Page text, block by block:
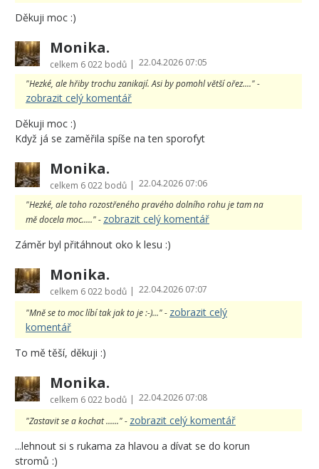
Děkuji moc :)
Monika.
celkem 6 022 bodů
22.04.2026 07:05
"Hezké, ale hřiby trochu zanikají. Asi by pomohl větší ořez...." -
zobrazit celý komentář
Děkuji moc :)
Když já se zaměřila spíše na ten sporofyt
Monika.
celkem 6 022 bodů
22.04.2026 07:06
"Hezké, ale toho rozostřeného pravého dolního rohu je tam na
mě docela moc....." - zobrazit celý komentář
Záměr byl přitáhnout oko k lesu :)
Monika.
celkem 6 022 bodů
22.04.2026 07:07
"Mně se to moc líbí tak jak to je :-)..." - zobrazit celý
komentář
To mě těší, děkuji :)
Monika.
celkem 6 022 bodů
22.04.2026 07:08
"Zastavit se a kochat ......" - zobrazit celý komentář
...lehnout si s rukama za hlavou a dívat se do korun
stromů :)